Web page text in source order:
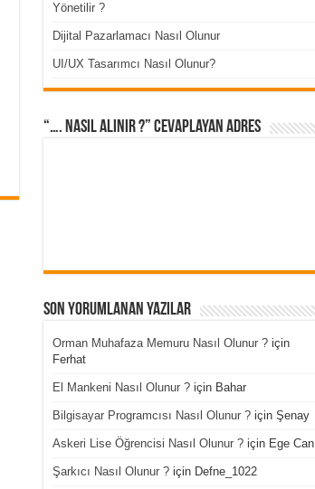
Yönetilir ?
Dijital Pazarlamacı Nasıl Olunur
UI/UX Tasarımcı Nasıl Olunur?
“…. Nasıl Alınır ?” cevaplayan adres
Son Yorumlanan Yazılar
Orman Muhafaza Memuru Nasıl Olunur ?için
Ferhat
El Mankeni Nasıl Olunur ?için Bahar
Bilgisayar Programcısı Nasıl Olunur ?için Şenay
Askeri Lise Öğrencisi Nasıl Olunur ?için Ege Can
Şarkıcı Nasıl Olunur ?için Defne_1022